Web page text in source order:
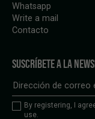
Whatsapp
Write a mail
Contacto
SUSCRÍBETE A LA
By registering, I
use.